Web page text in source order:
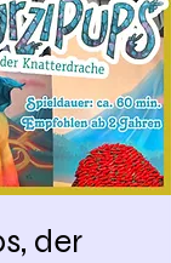
der